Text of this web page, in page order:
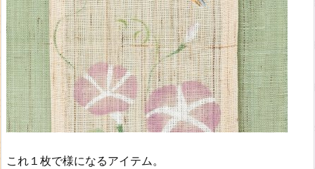
これ１枚で様になるアイテム。